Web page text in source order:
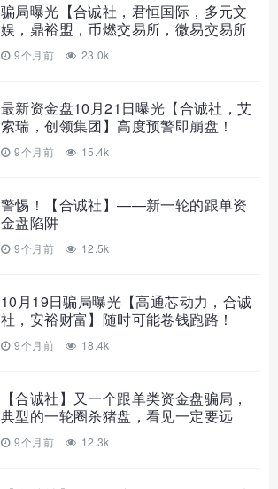
骗局曝光【合诚社，君恒国际，多元文
娱，鼎裕盟，币燃交易所，微易交易所
9个月前 23.0k
最新资金盘10月21日曝光【合诚社，艾
索瑞，创领集团】高度预警即崩盘！
9个月前 15.4k
警惕！【合诚社】——新一轮的跟单资
金盘陷阱
9个月前 12.5k
10月19日骗局曝光【高通芯动力，合诚
社，安裕财富】随时可能卷钱跑路！
9个月前 18.4k
【合诚社】又一个跟单类资金盘骗局，
典型的一轮圈杀猪盘，看见一定要远
离！9个月前 12.3k